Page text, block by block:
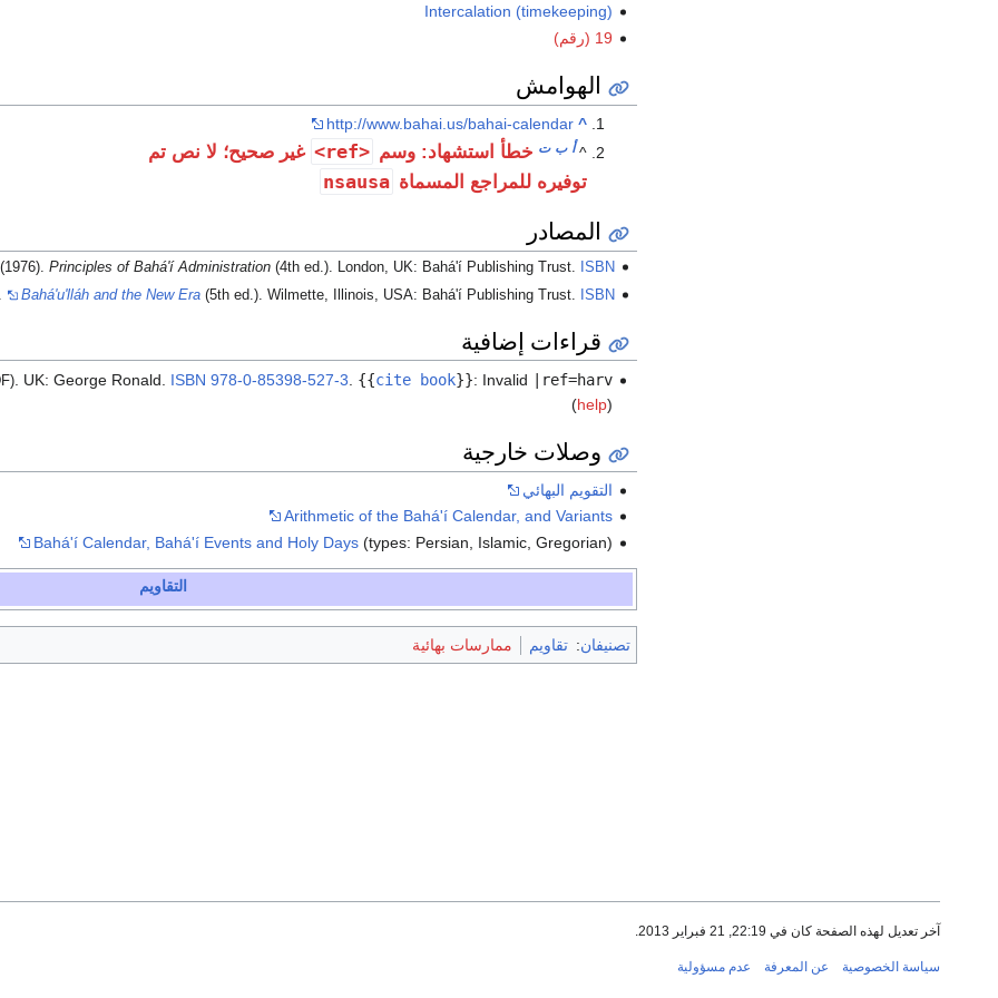
Intercalation (timekeeping)
19 (رقم)
الهوامش
^
http://www.bahai.us/bahai-calendar
^أ ب ت خطأ استشهاد: وسم <ref>
غير صحيح؛ لا نص تم
توفيره للمراجع المسماة nsausa
المصادر
(1976). Principles of Bahá'í Administration(4th ed.). London, UK: Bahá'í Publishing Trust. ISBN
Bahá'u'lláh and the New Era(5th ed.). Wilmette, Illinois, USA: Bahá'í Publishing Trust. ISBN
قراءات إضافية
. UK: George Ronald. ISBN 978-0-85398-527-3 {{cite book}}: Invalid
|ref=harv
(help)
وصلات خارجية
التقويم البهائي
Arithmetic of the Bahá'í Calendar, and Variants
Bahá'í Calendar, Bahá'í Events and Holy Days(types: Persian, Islamic, Gregorian)
التقاويم
تصنيفان: تقاويم ممارسات بهائية
آخر تعديل لهذه الصفحة كان في 22:19, 21 فبراير 2013.
سياسة الخصوصية عن المعرفة عدم مسؤولية